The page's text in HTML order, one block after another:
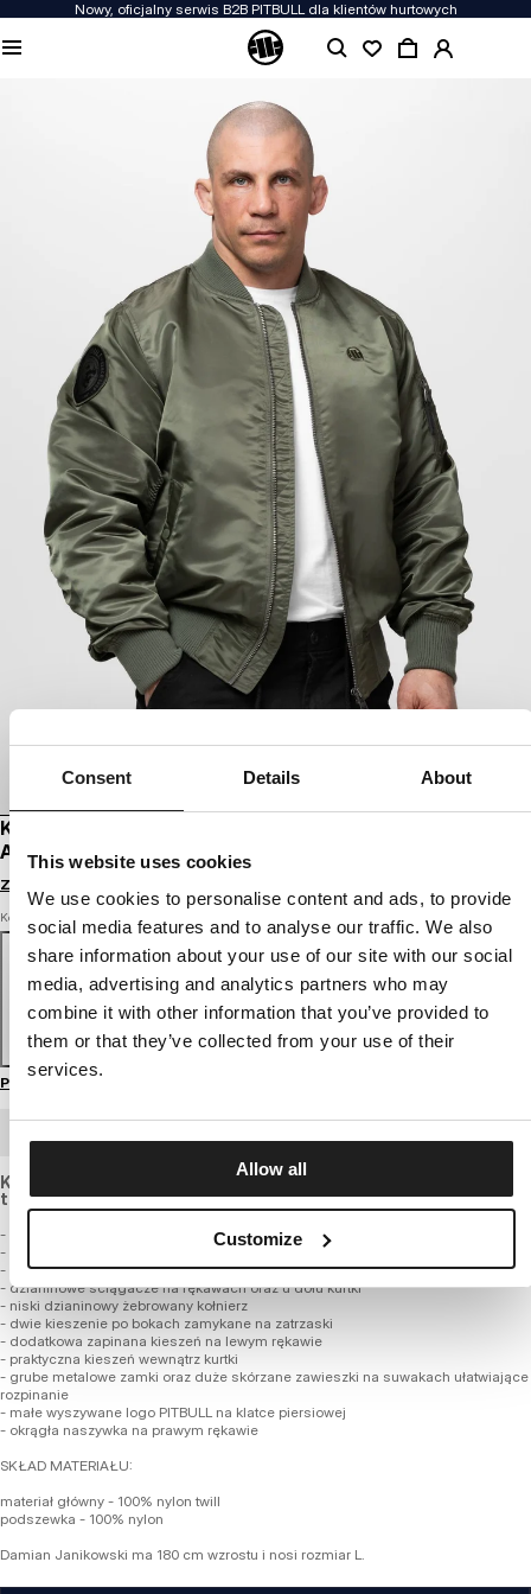
Consent Details About
This website uses cookies
We use cookies to personalise content and ads, to provide
social media features and to analyse our traffic. We also
share information about your use of our site with our social
media, advertising and analytics partners who may
combine it with other information that you’ve provided to
them or that they’ve collected from your use of their
services.
Allow all
Customize
Nowy, oficjalny serwis B2B PITBULL dla klientów hurtowych
KURTKA BOMBERKA PRZEJŚCIOWA MA-1
AKRON
Zaloguj się by zobaczyć ceny
Kolor: olive
Przewodnik po rozmiarach
Kurtka bomberka o krótszym fasonie, wykonana z grubej
tkaniny nylonowej odpornej na deszcz i wiatr.
- krótszy luźniejszy fason do pasa typu bomber flyers
- wykonana z wysokiej jakości grubej tkaniny nylonowej
- gładka nylonowa podszewka w kontrastowym kolorze
- dzianinowe ściągacze na rękawach oraz u dołu kurtki
- niski dzianinowy żebrowany kołnierz
- dwie kieszenie po bokach zamykane na zatrzaski
- dodatkowa zapinana kieszeń na lewym rękawie
- praktyczna kieszeń wewnątrz kurtki
- grube metalowe zamki oraz duże skórzane zawieszki na suwakach ułatwiające
rozpinanie
- małe wyszywane logo PITBULL na klatce piersiowej
- okrągła naszywka na prawym rękawie
SKŁAD MATERIAŁU:
materiał główny - 100% nylon twill
podszewka - 100% nylon
Damian Janikowski ma 180 cm wzrostu i nosi rozmiar L.